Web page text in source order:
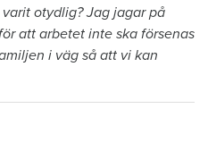
otydlig? Jag jagar på
att arbetet inte ska försenas
i väg så att vi kan